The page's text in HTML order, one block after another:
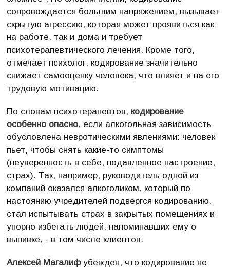
сопровождается большим напряжением, вызывает
скрытую агрессию, которая может проявиться как
на работе, так и дома и требует
психотерапевтического лечения. Кроме того,
отмечает психолог, кодирование значительно
снижает самооценку человека, что влияет и на его
трудовую мотивацию.
По словам психотерапевтов, кодирование
особенно опасно, если алкогольная зависимость
обусловлена невротическими явлениями: человек
пьет, чтобы снять какие-то симптомы
(неуверенность в себе, подавленное настроение,
страх). Так, например, руководитель одной из
компаний оказался алкоголиком, который по
настоянию учредителей подвергся кодированию,
стал испытывать страх в закрытых помещениях и
упорно избегать людей, напоминавших ему о
выпивке, - в том числе клиентов.
Алексей Магалифубежден, что кодирование не